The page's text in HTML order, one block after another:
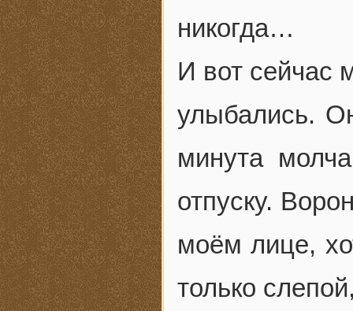
никогда…
И вот сейчас
улыбались.
минута
отпуску.
моём лице,
только